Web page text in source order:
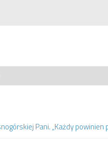
Pani. „Każdy